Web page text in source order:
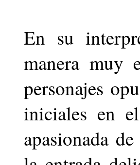
En su
manera muy
personajes
iniciales en
apasionada